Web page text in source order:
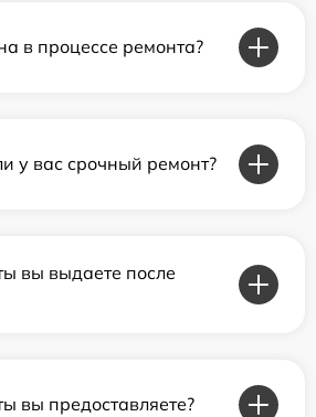
в процессе ремонта?
у вас срочный ремонт?
вы выдаете после
вы предоставляете?